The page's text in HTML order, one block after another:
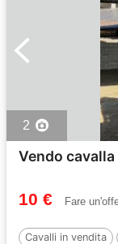
2
Vendo
10 € Fare
Cavalli in vendita